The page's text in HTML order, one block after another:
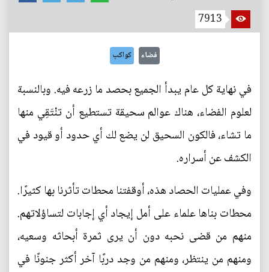
7913
فضاء كواكب
في نهاية كل عام يبدأ الجميع بحصد ما زرعه فيه. وبالنسبة
لعلوم الفضاء، هناك عوالم سحيقة تستطيع أن تنْتَقِي منها
ما تشاء، فالكون السحيق لن يضع لك أي حدود أو قيود في
الكشف عن أسراره.
وفي عمليات الحصاد هذه، أوقفتنا محطات تأثرنا بها كثيرًا.
محطات بناها علماء على أمل إيجاد أي إجابات لتساؤلاتهم.
منهم من قضى نحبه دون أن يرى ثمرة أبحاثه وسعيه،
ومنهم من ينتظر، ومنهم من وجد دربًا آخر أكثر جنونًا في